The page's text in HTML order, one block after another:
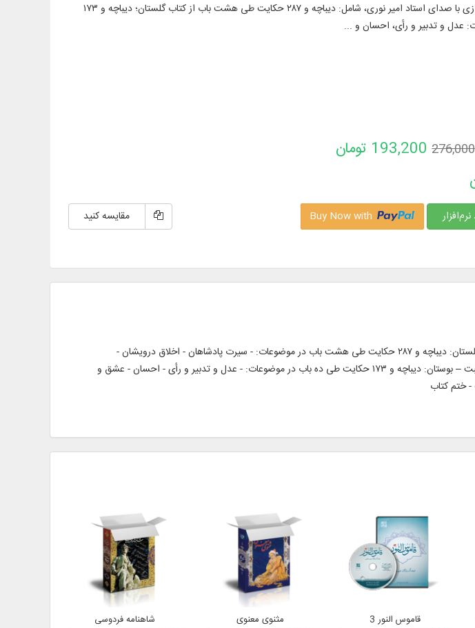
قرائت متن کامل گلستان و بوستان سعدی شیرازی با صدای استاد امیر نوری، شامل: دیباچه و ۲۸۷ حکایت طی هشت باب از کتاب گلستان؛ دیباچه و ۱۷۳
عدل و تدبیر و رأی، احسان و ...
276,000
193,200 تومان
مقایسه کنید
قرائت متن کامل گلستان و بوستان سعدی شیرازی با صدای استاد امیر نوری، شامل: – گلستان: دیباچه و ۲۸۷ حکایت طی هشت باب در موضوعات: - سیرت پادشاهان - اخلاق درویشان -
فضیلت قناعت فواید خاموشی - عشق و جوانی - ضعف و پیری - تأثیر تربیت - آداب صحبت – بوستان: دیباچه و ۱۷۳ حکایت طی ده باب در موضوعات: - عدل و تدبیر و رأی - احسان - عشق و
ختم کتاب
قاموس النور 3
مثنوی معنوی
شاهنامه فردوسی